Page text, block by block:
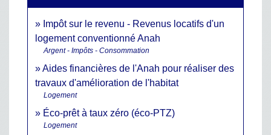
Impôt sur le revenu - Revenus locatifs d'un
logement conventionné Anah
Argent - Impôts - Consommation
Aides financières de l'Anah pour réaliser des
travaux d'amélioration de l'habitat
Logement
Éco-prêt à taux zéro (éco-PTZ)
Logement